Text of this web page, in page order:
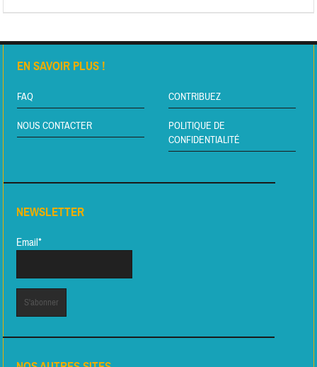
EN SAVOIR PLUS !
FAQ CONTRIBUEZ
NOUS CONTACTER
POLITIQUE DE
CONFIDENTIALITÉ
NEWSLETTER
Email*